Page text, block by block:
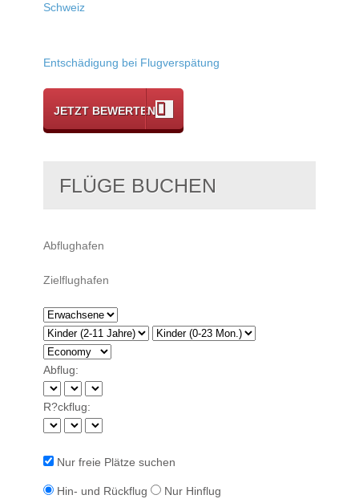
Schweiz
Entschädigung bei Flugverspätung
JETZT BEWERTEN
FLÜGE BUCHEN
Abflug:
R?ckflug:
Nur freie Plätze suchen
Hin- und Rückflug Nur Hinflug